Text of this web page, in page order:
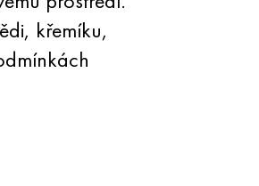
křemíku,